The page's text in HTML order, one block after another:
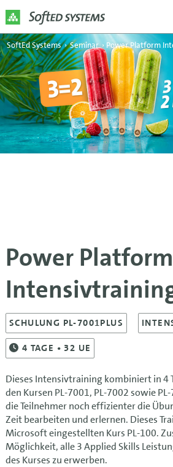
SoftEd Systems › Seminar › Power Platform
Power Platform
SCHULUNG PL-7001PLUS
4 TAGE • 32 UE
Dieses Intensivtraining kombiniert in 4
den Kursen PL-7001, PL-7002 sowie
die Teilnehmer noch effizienter die
Zeit bearbeiten und erlernen. Dieses
Microsoft eingestellten Kurs PL-100.
Möglichkeit, alle 3 Applied Skills
des Kurses zu erwerben.